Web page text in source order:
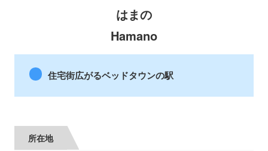
はまの
Hamano
住宅街広がるベッドタウンの駅
所在地